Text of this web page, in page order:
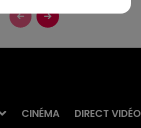
CINÉMA DIRECT VIDÉO